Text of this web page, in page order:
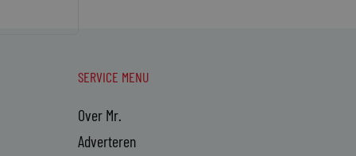
SERVICE MENU
Over Mr.
Adverteren